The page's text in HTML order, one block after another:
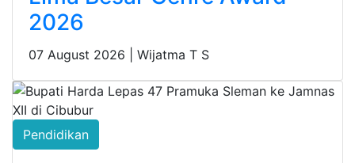
2026
07 August 2026 | Wijatma T S
Pendidikan